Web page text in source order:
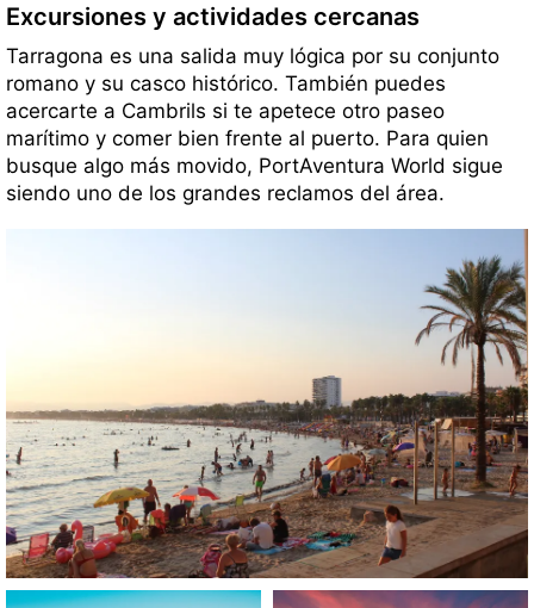
Excursiones y actividades cercanas
Tarragona es una salida muy lógica por su conjunto
romano y su casco histórico. También puedes
acercarte a Cambrils si te apetece otro paseo
marítimo y comer bien frente al puerto. Para quien
busque algo más movido, PortAventura World sigue
siendo uno de los grandes reclamos del área.